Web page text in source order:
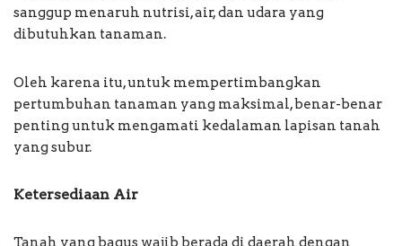
sanggup menaruh nutrisi, air, dan udara yang
dibutuhkan tanaman.
Oleh karena itu, untuk mempertimbangkan
pertumbuhan tanaman yang maksimal, benar-benar
penting untuk mengamati kedalaman lapisan tanah
yang subur.
Ketersediaan Air
Tanah yang bagus wajib berada di daerah dengan